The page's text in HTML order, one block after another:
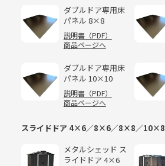
ダブルドア専用床
パネル 8×8
説明書（PDF）
商品ページへ
ダブルドア専用床
パネル 10×10
説明書（PDF）
商品ページへ
スライドドア 4×6／8×6／8×8／10×8
メタルシェッド ス
ライドドア 4×6